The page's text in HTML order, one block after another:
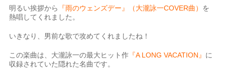
明るい挨拶から 『雨のウェンズデー』（大瀧詠一COVER曲） を
熱唱してくれました。
いきなり、男前な歌で攻めてくれましたね！
この楽曲は、大瀧詠一の最大ヒット作 『A LONG VACATION』 に
収録されていた隠れた名曲です。